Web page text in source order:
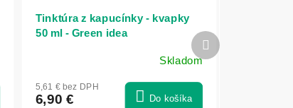
Tinktúra z kapucínky - kvapky
50 ml - Green idea
Skladom
5,61 € bez DPH
6,90 € Do košíka
Ďalší
produkt